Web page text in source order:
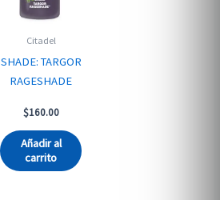
Citadel
SHADE: TARGOR
RAGESHADE
$160.00
Añadir al
carrito